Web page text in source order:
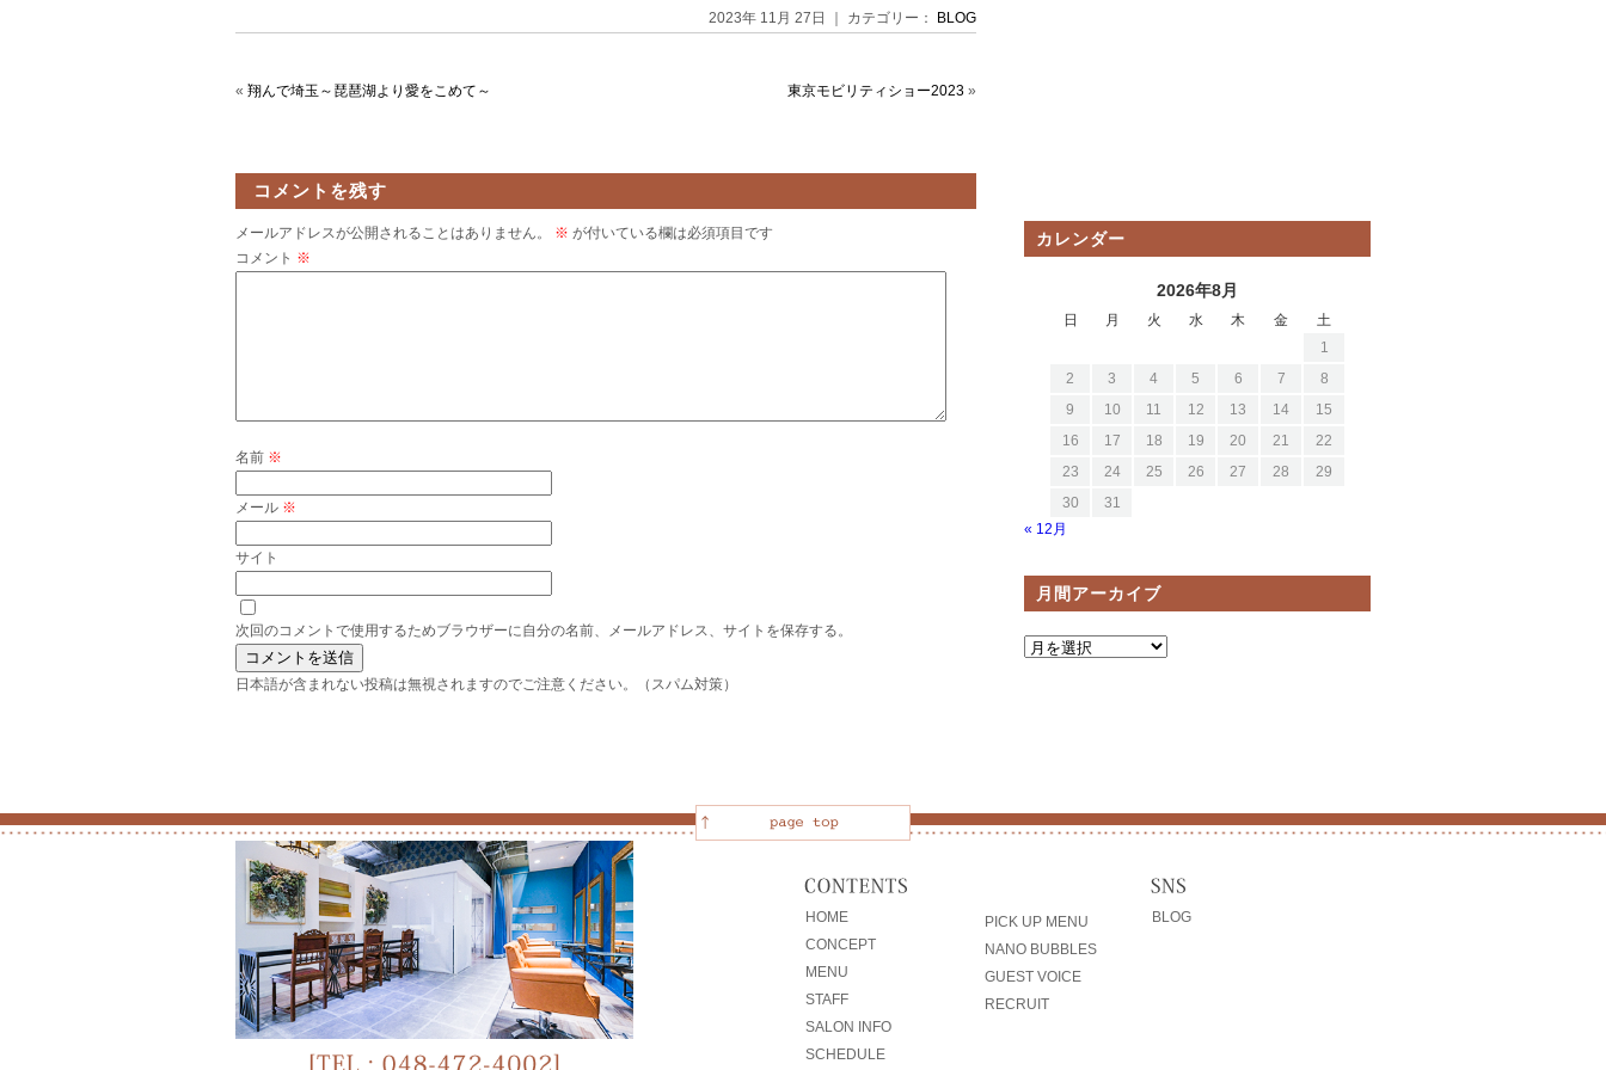
2023年 11月 27日 ｜ カテゴリー： BLOG
« 翔んで埼玉～琵琶湖より愛をこめて～ 東京モビリティショー2023 »
コメントを残す
メールアドレスが公開されることはありません。 ※ が付いている欄は必須項目です
コメント ※
名前 ※
メール ※
サイト
次回のコメントで使用するためブラウザーに自分の名前、メールアドレス、サイトを保存する。
日本語が含まれない投稿は無視されますのでご注意ください。（スパム対策）
カレンダー
2026年8月
日 月 火 水 木 金
土
1
2
3 4 5 6 7
8
9
10 11 12 13 14
15
16
17 18 19 20 21
22
23
24 25 26 27 28
29
30
31
« 12月
月間アーカイブ
HOME
CONCEPT
MENU
STAFF
SALON INFO
SCHEDULE
PICK UP MENU
NANO BUBBLES
GUEST VOICE
RECRUIT
BLOG